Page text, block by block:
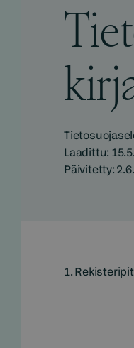
Laadittu:
Päivitetty:
1.